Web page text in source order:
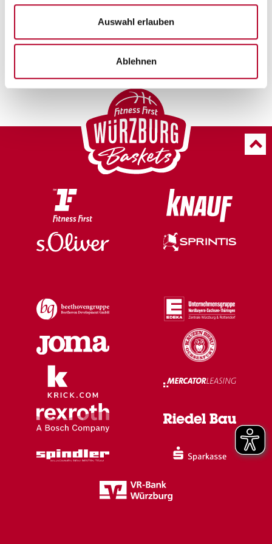
Auswahl erlauben
Ablehnen
FOTO: Chiara Greve